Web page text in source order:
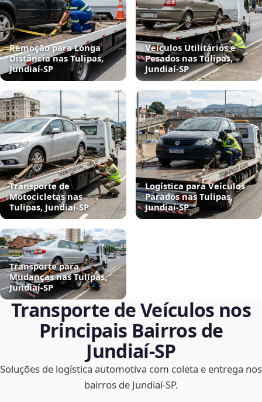
Remoção para Longa
Distância nas Tulipas,
Jundiaí‑SP
Veículos Utilitários e
Pesados nas Tulipas,
Jundiaí‑SP
Transporte de
Motocicletas nas
Tulipas, Jundiaí‑SP
Logística para Veículos
Parados nas Tulipas,
Jundiaí‑SP
Transporte para
Mudanças nas Tulipas,
Jundiaí‑SP
Transporte de Veículos nos
Principais Bairros de
Jundiaí‑SP
Soluções de logística automotiva com coleta e entrega nos
bairros de Jundiaí‑SP.